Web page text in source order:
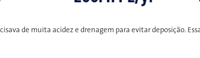
de muita acidez e drenagem para evitar deposição.